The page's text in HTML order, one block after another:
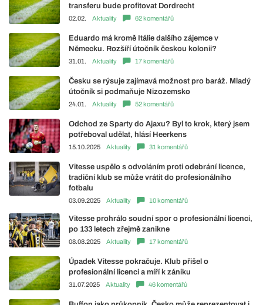
transferu bude profitovat Dordrecht
02.02. Aktuality 62 komentářů
Eduardo má kromě Itálie dalšího zájemce v
Německu. Rozšíří útočník českou kolonii?
31.01. Aktuality 17 komentářů
Česku se rýsuje zajímavá možnost pro baráž. Mladý
útočník si podmaňuje Nizozemsko
24.01. Aktuality 52 komentářů
Odchod ze Sparty do Ajaxu? Byl to krok, který jsem
potřeboval udělat, hlásí Heerkens
15.10.2025 Aktuality 31 komentářů
Vitesse uspělo s odvoláním proti odebrání licence,
tradiční klub se může vrátit do profesionálního
fotbalu
03.09.2025 Aktuality 10 komentářů
Vitesse prohrálo soudní spor o profesionální licenci,
po 133 letech zřejmě zanikne
08.08.2025 Aktuality 17 komentářů
Úpadek Vitesse pokračuje. Klub přišel o
profesionální licenci a míří k zániku
31.07.2025 Aktuality 46 komentářů